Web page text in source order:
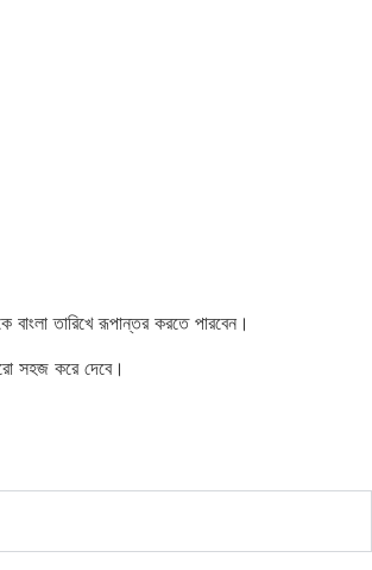
তারিখে রূপান্তর করতে পারবেন।
সহজ করে দেবে।